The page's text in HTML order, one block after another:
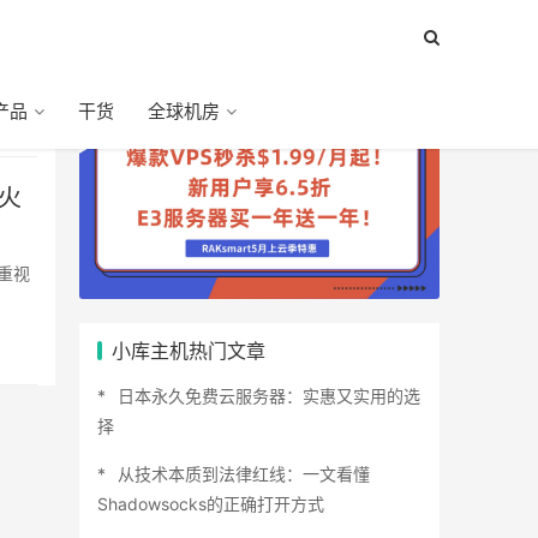
品 干货 全球机房
小库主机热门文章
日本永久免费云服务器：实惠又实用的选
择
从技术本质到法律红线：一文看懂
Shadowsocks的正确打开方式